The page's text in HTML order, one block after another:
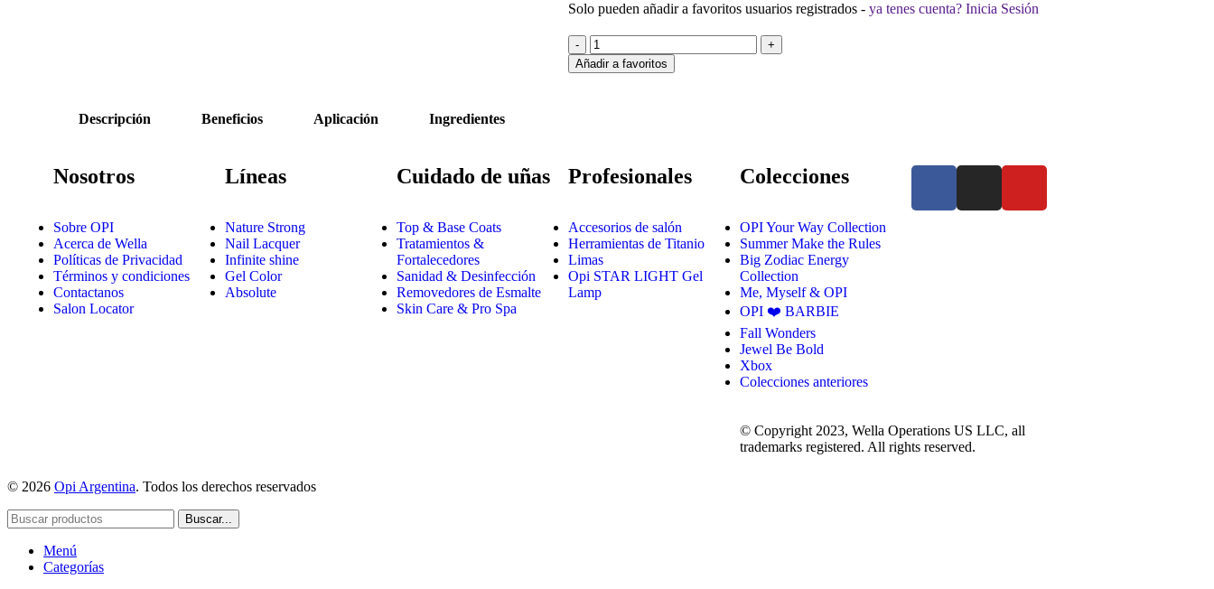
Solo pueden añadir a favoritos usuarios registrados - ya tenes cuenta? Inicia Sesión
Añadir a favoritos
Descripción Beneficios Aplicación Ingredientes
Nosotros
Sobre OPI
Acerca de Wella
Políticas de Privacidad
Términos y condiciones
Contactanos
Salon Locator
Líneas
Nature Strong
Nail Lacquer
Infinite shine
Gel Color
Absolute
Cuidado de uñas
Top & Base Coats
Tratamientos &
Fortalecedores
Sanidad & Desinfección
Removedores de Esmalte
Skin Care & Pro Spa
Profesionales
Accesorios de salón
Herramientas de Titanio
Limas
Opi STAR LIGHT Gel
Lamp
Colecciones
OPI Your Way Collection
Summer Make the Rules
Big Zodiac Energy
Collection
Me, Myself & OPI
OPI ❤️ BARBIE
Fall Wonders
Jewel Be Bold
Xbox
Colecciones anteriores
© Copyright 2023, Wella Operations US LLC, all
trademarks registered. All rights reserved.
© 2026 Opi Argentina. Todos los derechos reservados
Buscar...
Menú
Categorías